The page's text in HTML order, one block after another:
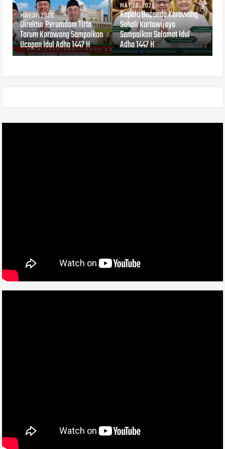
MAY 31, 2026
Direktur Perumdam Tirta
Tarum Karawang Sampaikan
Ucapan Idul Adha 1447 H
MAY 28, 2026
Kepala Bapenda Karawang
Sahali Kartawijaya
Sampaikan Selamat Idul
Adha 1447 H